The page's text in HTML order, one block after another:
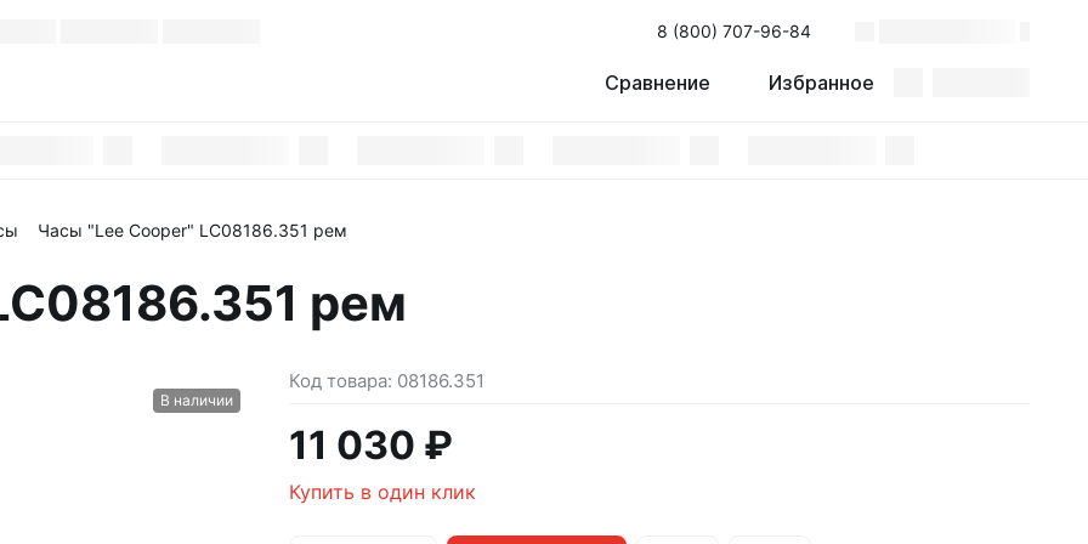
8 (800) 707-96-84
Сравнение Избранное
Часы "Lee Cooper" LC08186.351 рем
рем
В наличии
Код товара: 08186.351
11 030 ₽
Купить в один клик